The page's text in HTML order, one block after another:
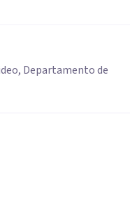
Departamento de